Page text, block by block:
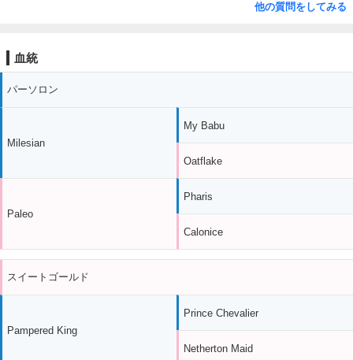
他の質問をしてみる
血統
パーソロン
Milesian
Paleo
My Babu
Oatflake
Pharis
Calonice
スイートゴールド
Pampered King
Prince Chevalier
Netherton Maid